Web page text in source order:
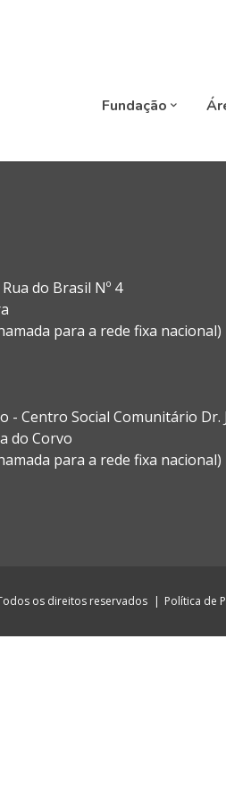
Fundação
do Brasil Nº 4
para a rede fixa nacional)
- Centro Social Comunitário Dr.
do Corvo
para a rede fixa nacional)
os direitos reservados Política de